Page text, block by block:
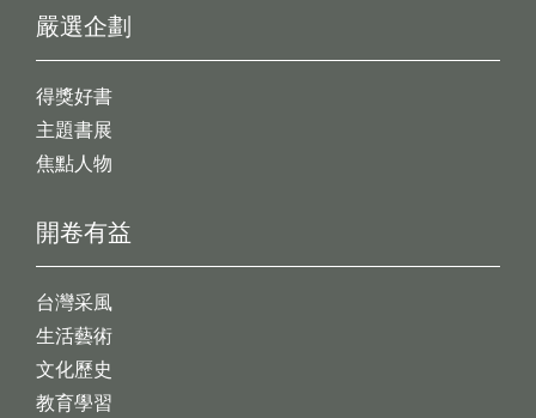
開卷有益
台灣采風
生活藝術
文化歷史
教育學習
嚴選企劃
得獎好書
主題書展
焦點人物